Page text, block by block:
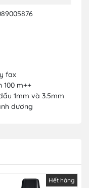
fax
m++
1mm và 3.5mm
dương
Hết hàng